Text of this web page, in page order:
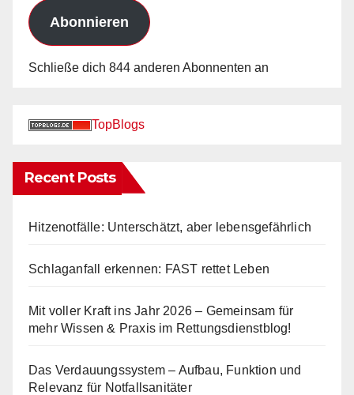
Abonnieren
Schließe dich 844 anderen Abonnenten an
TopBlogs
Recent Posts
Hitzenotfälle: Unterschätzt, aber lebensgefährlich
Schlaganfall erkennen: FAST rettet Leben
Mit voller Kraft ins Jahr 2026 – Gemeinsam für
mehr Wissen & Praxis im Rettungsdienstblog!
Das Verdauungssystem – Aufbau, Funktion und
Relevanz für Notfallsanitäter